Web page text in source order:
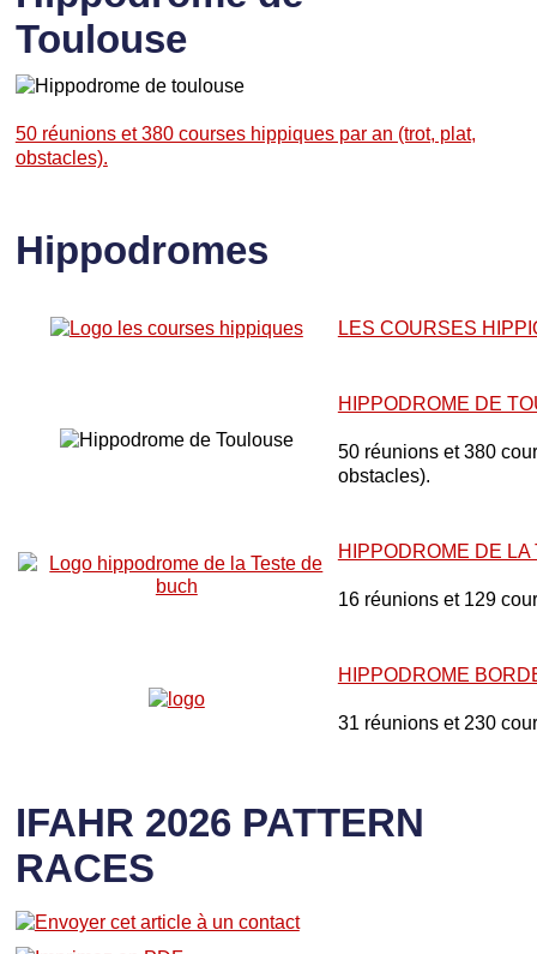
Toulouse
50 réunions et 380 courses hippiques par an (trot, plat,
obstacles).
Hippodromes
LES COURSES
HIPPODROME DE
50 réunions et 380
obstacles).
HIPPODROME DE LA
16 réunions et 129
HIPPODROME
31 réunions et 230
IFAHR 2026 PATTERN
RACES